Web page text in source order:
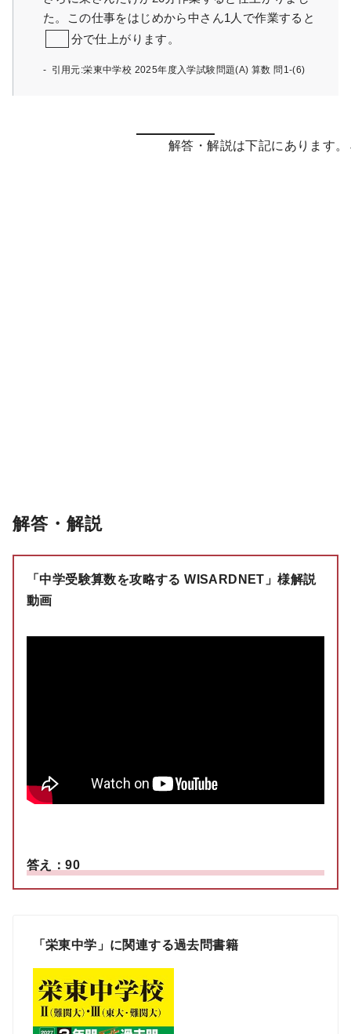
た。この仕事をはじめから中さん1人で作業すると
分で仕上がります。
引用元:栄東中学校 2025年度入学試験問題(A) 算数 問1-(6)
解答・解説
「中学受験算数を攻略する WISARDNET」様解説
動画
答え：90
「栄東中学」に関連する過去問書籍